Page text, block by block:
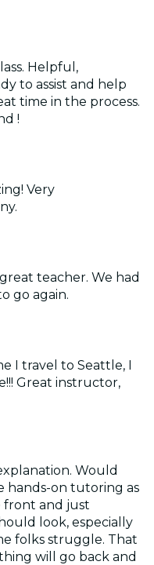
Helpful,
to assist and help
time in the process.
!
Very
teacher. We had
go again.
I travel to Seattle, I
Great instructor,
Would
hands-on tutoring as
front and just
look, especially
folks struggle. That
will go back and